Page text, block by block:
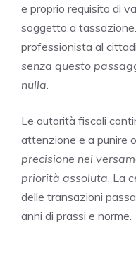
e proprio requisito di
soggetto a
professionista al
senza questo
nulla
Le autorità fiscali
attenzione e a punire
precisione nei
priorità assoluta . La
delle transazioni
anni di prassi e norme.